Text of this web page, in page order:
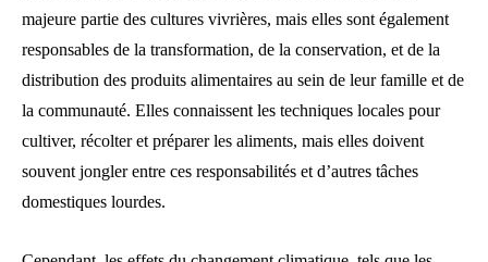
majeure partie des cultures vivrières, mais elles sont également
responsables de la transformation, de la conservation, et de la
distribution des produits alimentaires au sein de leur famille et de
la communauté. Elles connaissent les techniques locales pour
cultiver, récolter et préparer les aliments, mais elles doivent
souvent jongler entre ces responsabilités et d’autres tâches
domestiques lourdes.